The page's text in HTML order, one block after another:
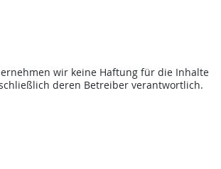
wir keine Haftung für die Inhalte
deren Betreiber verantwortlich.